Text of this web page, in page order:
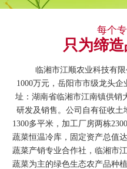
每个
只为缔
临湘市江顺农业科技有限
1000万元，岳阳市市级龙头
址：湖南省临湘市江南镇供销
研发及销售。公司自有征收土
1300多平米，加工厂房两栋
蔬菜恒温冷库，固定资产总值
蔬菜产销专业合作社，临湘市
蔬菜为主的绿色生态农产品